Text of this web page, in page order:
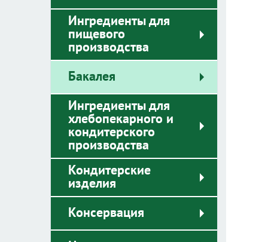
Ингредиенты для
пищевого
производства
Бакалея
Ингредиенты для
хлебопекарного и
кондитерского
производства
Кондитерские
изделия
Консервация